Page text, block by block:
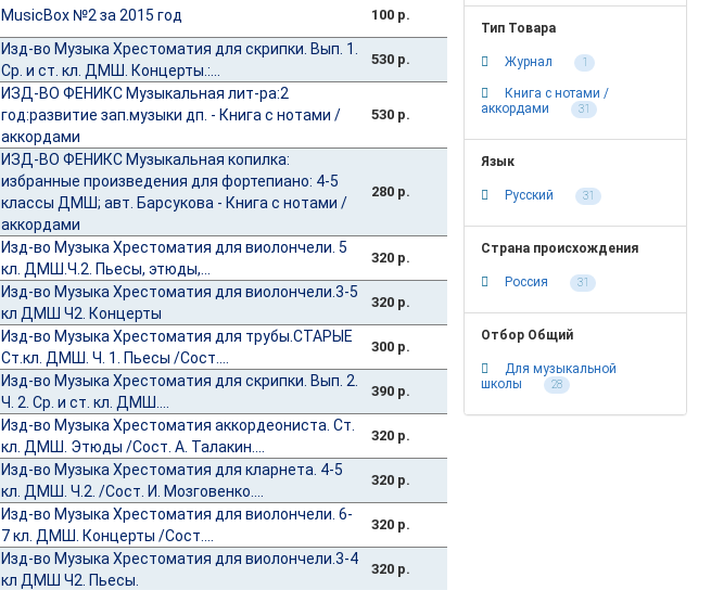
MusicBox №2 за 2015 год 100 р.
Изд-во Музыка Хрестоматия для скрипки. Вып. 1.
Ср. и ст. кл. ДМШ. Концерты.:...
530 р.
ИЗД-ВО ФЕНИКС Музыкальная лит-ра:2
год:развитие зап.музыки дп. - Книга с нотами /
аккордами
530 р.
ИЗД-ВО ФЕНИКС Музыкальная копилка:
избранные произведения для фортепиано: 4-5
классы ДМШ; авт. Барсукова - Книга с нотами /
аккордами
280 р.
Изд-во Музыка Хрестоматия для виолончели. 5
кл. ДМШ.Ч.2. Пьесы, этюды,...
320 р.
Изд-во Музыка Хрестоматия для виолончели.3-5
кл ДМШ Ч2. Концерты
320 р.
Изд-во Музыка Хрестоматия для трубы.СТАРЫЕ
Ст.кл. ДМШ. Ч. 1. Пьесы /Сост....
300 р.
Изд-во Музыка Хрестоматия для скрипки. Вып. 2.
Ч. 2. Ср. и ст. кл. ДМШ....
390 р.
Изд-во Музыка Хрестоматия аккордеониста. Ст.
кл. ДМШ. Этюды /Сост. А. Талакин....
320 р.
Изд-во Музыка Хрестоматия для кларнета. 4-5
кл. ДМШ. Ч.2. /Сост. И. Мозговенко....
320 р.
Изд-во Музыка Хрестоматия для виолончели. 6-
7 кл. ДМШ. Концерты /Сост....
320 р.
Изд-во Музыка Хрестоматия для виолончели.3-4
кл ДМШ Ч2. Пьесы.
320 р.
Тип Товара
Журнал 1
Книга с нотами /
аккордами
31
Язык
Русский 31
Страна происхождения
Россия 31
Отбор Общий
Для музыкальной
школы
28